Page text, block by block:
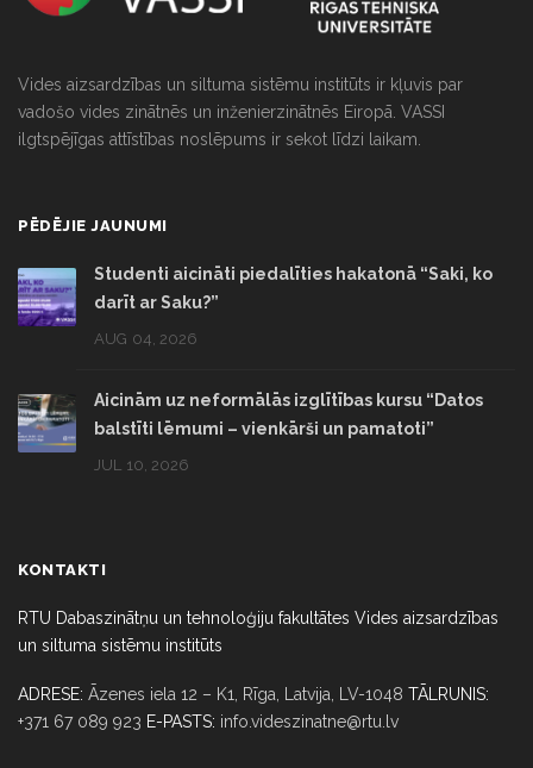
Vides aizsardzības un siltuma sistēmu institūts ir kļuvis par
vadošo vides zinātnēs un inženierzinātnēs Eiropā. VASSI
ilgtspējīgas attīstības noslēpums ir sekot līdzi laikam.
PĒDĒJIE JAUNUMI
Studenti aicināti piedalīties hakatonā “Saki, ko
darīt ar Saku?”
AUG 04, 2026
Aicinām uz neformālās izglītības kursu “Datos
balstīti lēmumi – vienkārši un pamatoti”
JUL 10, 2026
KONTAKTI
RTU Dabaszinātņu un tehnoloģiju fakultātes Vides aizsardzības
un siltuma sistēmu institūts
ADRESE: Āzenes iela 12 – K1, Rīga, Latvija, LV-1048 TĀLRUNIS:
+371 67 089 923 E-PASTS: info.videszinatne@rtu.lv